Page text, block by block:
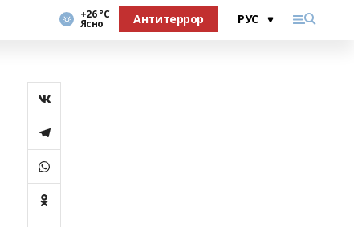
+26 °С
Ясно Антитеррор